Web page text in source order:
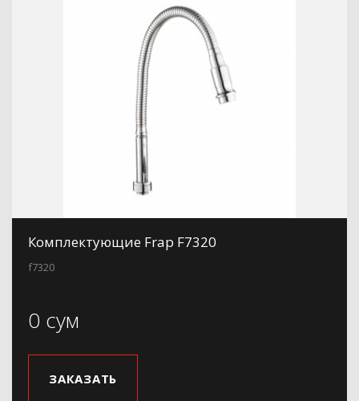
Комплектующие Frap F7320
f7320
0 сум
ЗАКАЗАТЬ